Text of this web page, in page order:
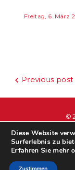
Freitag, 6. März
Beitragsnavigation
Previous post
©
#wir
Diese Website
Surferlebnis zu
Erfahren Sie mehr